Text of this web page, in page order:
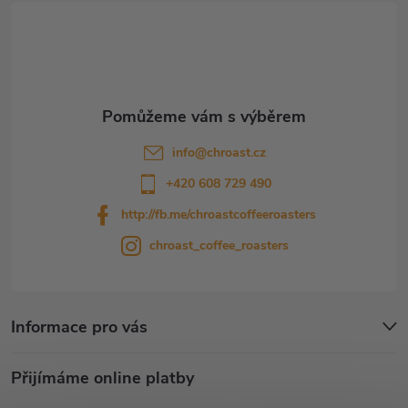
info@chroast.cz
+420 608 729 490
http://fb.me/chroastcoffeeroasters
chroast_coffee_roasters
Informace pro vás
Přijímáme online platby